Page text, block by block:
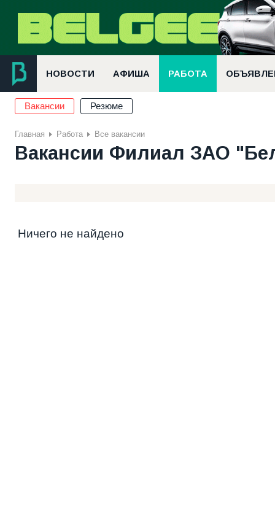
НОВОСТИ АФИША РАБОТА
Вакансии Резюме
Главная Работа Все вакансии
Вакансии Филиал ЗАО
Ничего не найдено